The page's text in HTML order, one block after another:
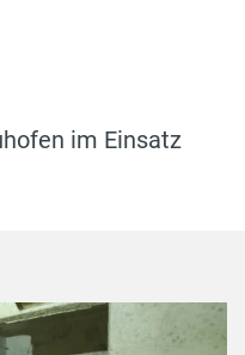
im Einsatz